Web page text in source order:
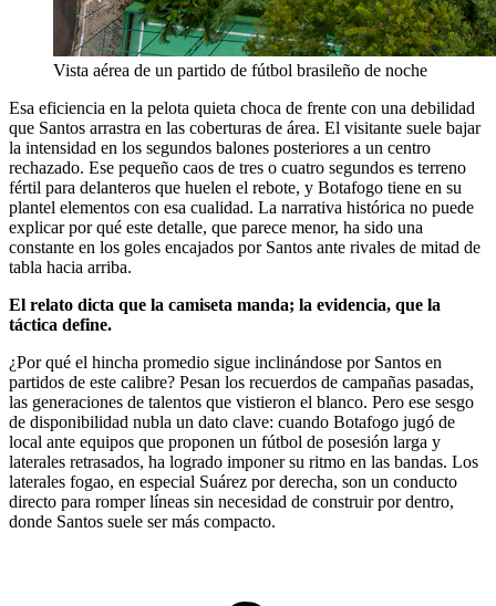
Vista aérea de un partido de fútbol brasileño de noche
Esa eficiencia en la pelota quieta choca de frente con una debilidad
que Santos arrastra en las coberturas de área. El visitante suele bajar
la intensidad en los segundos balones posteriores a un centro
rechazado. Ese pequeño caos de tres o cuatro segundos es terreno
fértil para delanteros que huelen el rebote, y Botafogo tiene en su
plantel elementos con esa cualidad. La narrativa histórica no puede
explicar por qué este detalle, que parece menor, ha sido una
constante en los goles encajados por Santos ante rivales de mitad de
tabla hacia arriba.
El relato dicta que la camiseta manda; la evidencia, que la
táctica define.
¿Por qué el hincha promedio sigue inclinándose por Santos en
partidos de este calibre? Pesan los recuerdos de campañas pasadas,
las generaciones de talentos que vistieron el blanco. Pero ese sesgo
de disponibilidad nubla un dato clave: cuando Botafogo jugó de
local ante equipos que proponen un fútbol de posesión larga y
laterales retrasados, ha logrado imponer su ritmo en las bandas. Los
laterales fogao, en especial Suárez por derecha, son un conducto
directo para romper líneas sin necesidad de construir por dentro,
donde Santos suele ser más compacto.